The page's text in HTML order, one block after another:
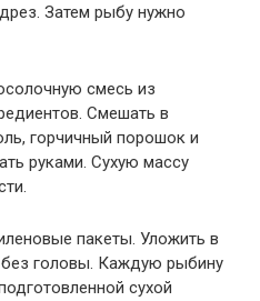
Затем рыбу нужно
смесь из
Смешать в
горчичный порошок и
руками. Сухую массу
пакеты. Уложить в
головы. Каждую рыбину
сухой